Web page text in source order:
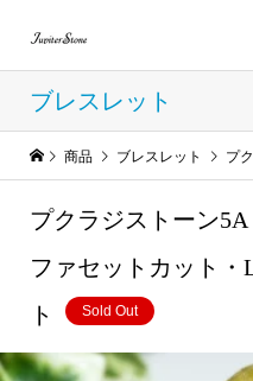
ブレスレット
商品 ブレスレット プクラ
プクラジストーン
ファセットカット・
ト
Sold Out